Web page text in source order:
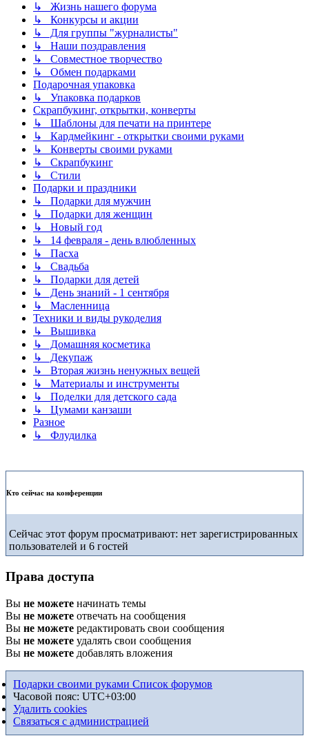
↳ Жизнь нашего форума
↳ Конкурсы и акции
↳ Для группы "журналисты"
↳ Наши поздравления
↳ Совместное творчество
↳ Обмен подарками
Подарочная упаковка
↳ Упаковка подарков
Скрапбукинг, открытки, конверты
↳ Шаблоны для печати на принтере
↳ Кардмейкинг - открытки своими руками
↳ Конверты своими руками
↳ Скрапбукинг
↳ Стили
Подарки и праздники
↳ Подарки для мужчин
↳ Подарки для женщин
↳ Новый год
↳ 14 февраля - день влюбленных
↳ Пасха
↳ Свадьба
↳ Подарки для детей
↳ День знаний - 1 сентября
↳ Масленница
Техники и виды рукоделия
↳ Вышивка
↳ Домашняя косметика
↳ Декупаж
↳ Вторая жизнь ненужных вещей
↳ Материалы и инструменты
↳ Поделки для детского сада
↳ Цумами канзаши
Разное
↳ Флудилка
Кто сейчас на конференции
Сейчас этот форум просматривают: нет зарегистрированных
пользователей и 6 гостей
Права доступа
Вы не можете начинать темы
Вы не можете отвечать на сообщения
Вы не можете редактировать свои сообщения
Вы не можете удалять свои сообщения
Вы не можете добавлять вложения
Подарки своими руками Список форумов
Часовой пояс: UTC+03:00
Удалить cookies
Связаться с администрацией